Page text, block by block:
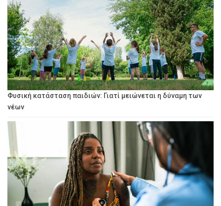
Φυσική κατάσταση παιδιών: Γιατί μειώνεται η δύναμη των
νέων